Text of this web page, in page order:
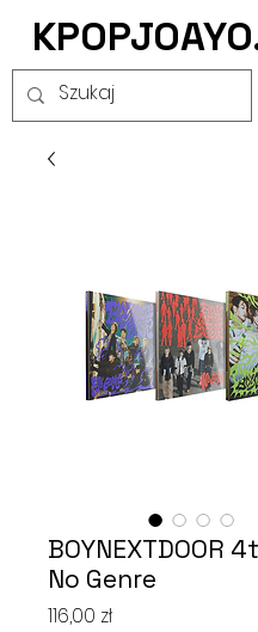
BOYNEXTDOOR
No Genre
116,00 złCena